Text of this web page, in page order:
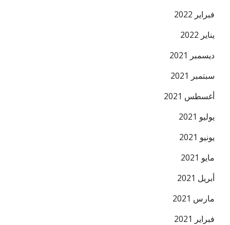
فبراير 2022
يناير 2022
ديسمبر 2021
سبتمبر 2021
أغسطس 2021
يوليو 2021
يونيو 2021
مايو 2021
أبريل 2021
مارس 2021
فبراير 2021